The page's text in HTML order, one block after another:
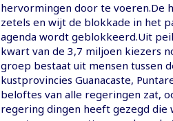
hervormingen door te voeren.De
zetels en wijt de blokkade in het
agenda wordt geblokkeerd.Uit
kwart van de 3,7 miljoen kiezers
groep bestaat uit mensen tussen
kustprovincies Guanacaste,
beloftes van alle regeringen zat,
regering dingen heeft gezegd die